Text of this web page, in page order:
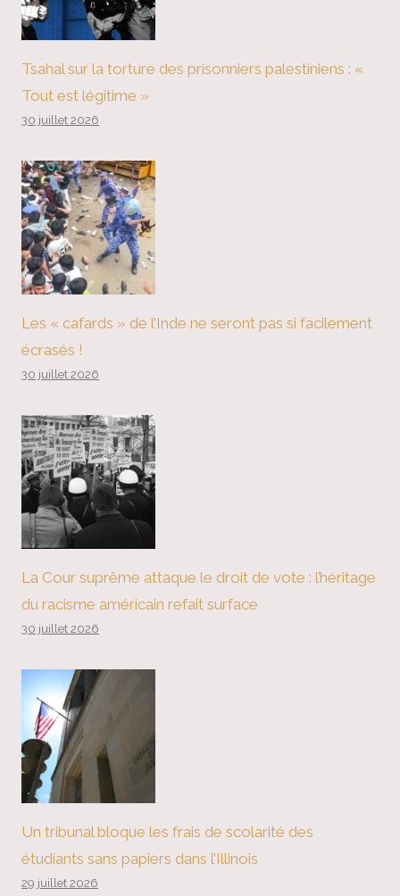
Tsahal sur la torture des prisonniers palestiniens : «
Tout est légitime »
30 juillet 2026
Les « cafards » de l’Inde ne seront pas si facilement
écrasés !
30 juillet 2026
La Cour suprême attaque le droit de vote : l’héritage
du racisme américain refait surface
30 juillet 2026
Un tribunal bloque les frais de scolarité des
étudiants sans papiers dans l’Illinois
29 juillet 2026